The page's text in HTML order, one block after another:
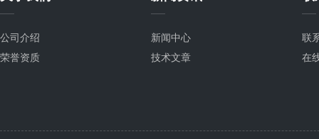
公司介绍
荣誉资质
新闻中心
技术文章
联
在